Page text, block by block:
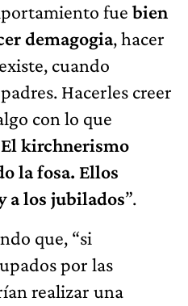
fue bien
demagogia, hacer
cuando
Hacerles creer
con lo que
El kirchnerismo
la fosa. Ellos
a los jubilados”.
que, “si
por las
realizar una